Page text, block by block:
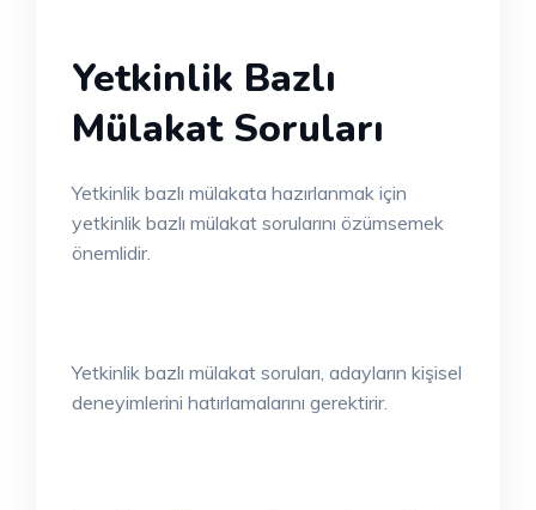
Yetkinlik Bazlı
Mülakat Soruları
Yetkinlik bazlı mülakata hazırlanmak için
yetkinlik bazlı mülakat sorularını özümsemek
önemlidir.
Yetkinlik bazlı mülakat soruları, adayların kişisel
deneyimlerini hatırlamalarını gerektirir.